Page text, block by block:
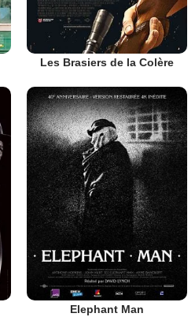
Les Brasiers de la Colère
Elephant Man